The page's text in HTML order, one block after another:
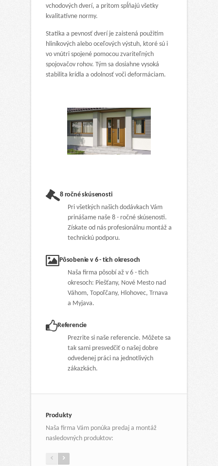
vchodových dverí, a pritom spĺňajú všetky
kvalitatívne normy.
Statika a pevnosť dverí je zaistená použitím
hliníkových alebo oceľových výstuh, ktoré sú i
vo vnútri spojené pomocou zvariteľných
spojovačov rohov. Tým sa dosiahne vysoká
stabilita krídla a odolnosť voči deformáciam.
8 ročné skúsenosti
Pri všetkých našich dodávkach Vám
prinášame naše 8 - ročné skúsenosti.
Získate od nás profesionálnu montáž a
technickú podporu.
Pôsobenie v 6 - tich okresoch
Naša firma pôsobí až v 6 - tich
okresoch: Piešťany, Nové Mesto nad
Váhom, Topoľčany, Hlohovec, Trnava
a Myjava.
Referencie
Prezrite si naše referencie. Môžete sa
tak sami presvedčiť o našej dobre
odvedenej práci na jednotlivých
zákazkách.
Produkty
Naša firma Vám ponúka predaj a montáž
nasledovných produktov: